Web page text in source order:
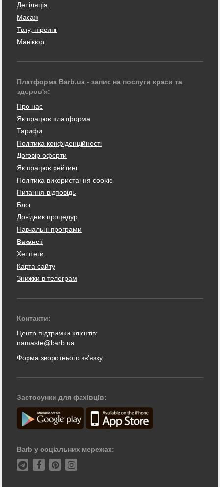
Депіляція
Масаж
Тату, пірсинг
Манікюр
Платформа Barb.ua - запис на послуги краси та
здоров'я:
Про нас
Як працює платформа
Тарифи
Політика конфіденційності
Договір оферти
Як працює рейтинг
Політика використання cookie
Питання-відповідь
Блог
Довідник процедур
Навчальні програми
Вакансії
Хештеги
Карта сайту
Знижки в телеграм
Контакти:
Центр підтримки клієнтів:
namaste@barb.ua
Форма зворотнього зв'язку
Застосунки для фахівців:
Barb у соціальних мережах: